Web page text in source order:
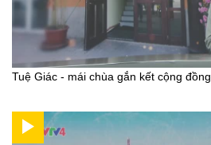
Tuệ Giác - mái chùa gắn kết cộng đồng